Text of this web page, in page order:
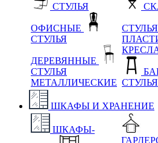
СТУЛЬЯ
ОФИСНЫЕ
СТУЛЬЯ
ДЕРЕВЯННЫЕ
СТУЛЬЯ
МЕТАЛЛИЧЕСКИЕ
СТУЛЬЯ
СТУЛЬЯ
ШКАФЫ И ХРАНЕНИЕ
ШКАФЫ-